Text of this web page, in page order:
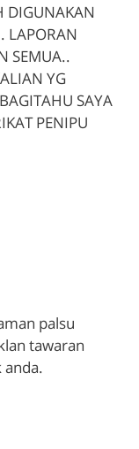
DIGUNAKAN
LAPORAN
SEMUA..
YG
SAYA
PENIPU
palsu
tawaran